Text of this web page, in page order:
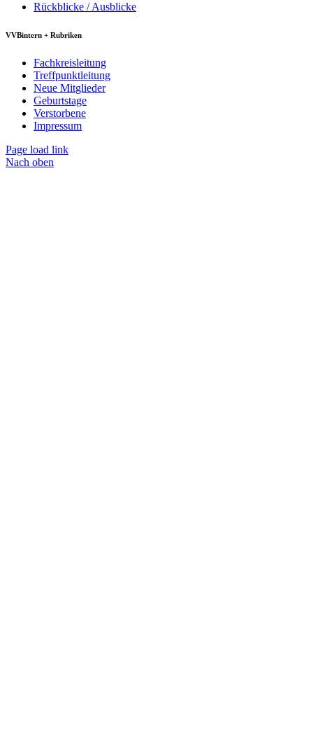
Rückblicke / Ausblicke
VVBintern + Rubriken
Fachkreisleitung
Treffpunktleitung
Neue Mitglieder
Geburtstage
Verstorbene
Impressum
Page load link
Nach oben